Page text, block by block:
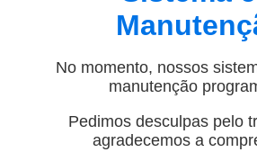
No momento, nossos
manutenção
Pedimos desculpas pelo
agradecemos a